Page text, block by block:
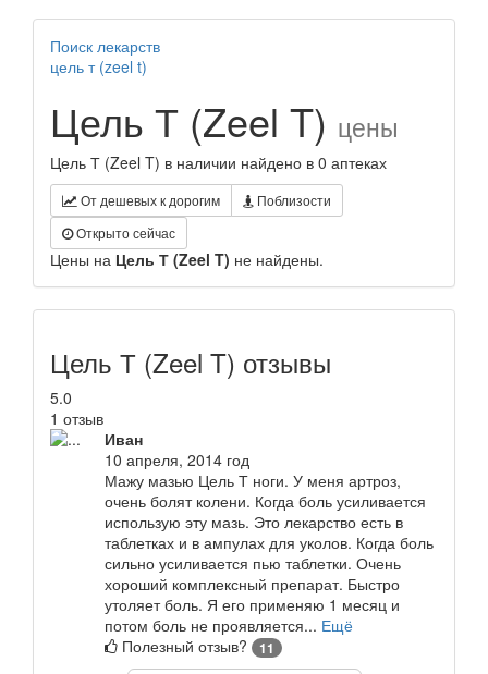
Поиск лекарств
цель т (zeel t)
Цель Т (Zeel T) цены
Цель Т (Zeel T) в наличии найдено в 0 аптеках
От дешевых к дорогим
Поблизости
Открыто сейчас
Цены на Цель Т (Zeel T) не найдены.
Цель Т (Zeel T) отзывы
5.0
1 отзыв
Иван
10 апреля, 2014 год
Мажу мазью Цель Т ноги. У меня артроз,
очень болят колени. Когда боль усиливается
использую эту мазь. Это лекарство есть в
таблетках и в ампулах для уколов. Когда боль
сильно усиливается пью таблетки. Очень
хороший комплексный препарат. Быстро
утоляет боль. Я его применяю 1 месяц и
потом боль не проявляется... Ещё
Полезный отзыв?
11